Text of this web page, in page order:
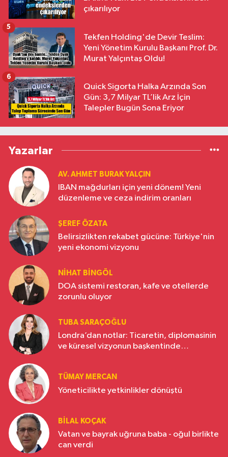
çıkarılıyor
Tekfen Holding'de Devir Teslim:
Yeni Yönetim Kurulu Başkanı Prof. Dr.
Murat Yalçıntaş Oldu!
5
Quick Sigorta Halka Arzında Son
Gün: 3,7 Milyar TL’lik Arz İçin
Talepler Bugün Sona Eriyor
6
Yazarlar
AV. AHMET BURAK YALÇIN
IBAN mağdurları için yeni dönem! Yeni
düzenleme ve ceza indirim oranları
ŞEREF ÖZATA
Belirsizlikten rekabet gücüne: Türkiye'nin
yeni ekonomi vizyonu
NIHAT BINGÖL
DOA sistemi restoran, kafe ve otellerde
zorunlu oluyor
TUBA SARAÇOĞLU
Londra’dan notlar: Ticaretin, diplomasinin
ve küresel vizyonun başkentinde
TÜMAY MERCAN
Yöneticilikte yetkinlikler dönüştü
BILAL KOÇAK
Vatan ve bayrak uğruna baba - oğul birlikte
can verdi